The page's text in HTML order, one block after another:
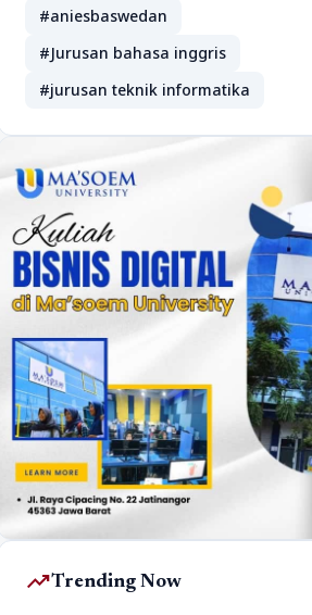
#aniesbaswedan
#Jurusan bahasa inggris
#jurusan teknik informatika
trending_upTrending Now